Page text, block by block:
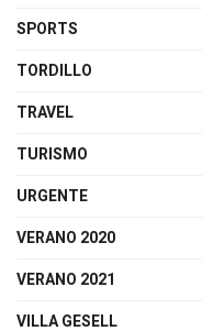
SPORTS
TORDILLO
TRAVEL
TURISMO
URGENTE
VERANO 2020
VERANO 2021
VILLA GESELL